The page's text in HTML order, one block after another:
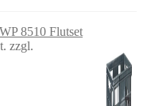
8510 Flutset
zzgl.